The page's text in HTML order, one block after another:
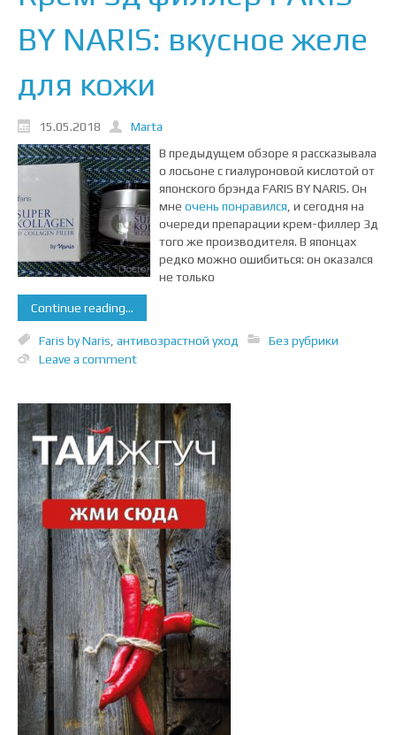
BY NARIS: вкусное желе
для кожи
15.05.2018
Marta
В предыдущем обзоре я рассказывала
о лосьоне с гиалуроновой кислотой от
японского брэнда FARIS BY NARIS. Он
мне очень понравился , и сегодня на
очереди препарации крем-филлер 3д
того же производителя. В японцах
редко можно ошибиться: он оказался
не только
Continue reading...
Faris by Naris антивозрастной уход
Без рубрики
Leave a comment